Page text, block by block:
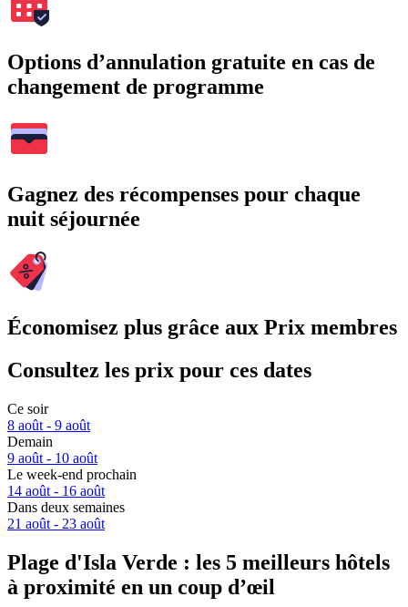
Options d’annulation gratuite en cas de
changement de programme
Gagnez des récompenses pour chaque
nuit séjournée
Économisez plus grâce aux Prix membres
Consultez les prix pour ces dates
Ce soir
8 août - 9 août
Demain
9 août - 10 août
Le week-end prochain
14 août - 16 août
Dans deux semaines
21 août - 23 août
Plage d'Isla Verde : les 5 meilleurs hôtels
à proximité en un coup d’œil